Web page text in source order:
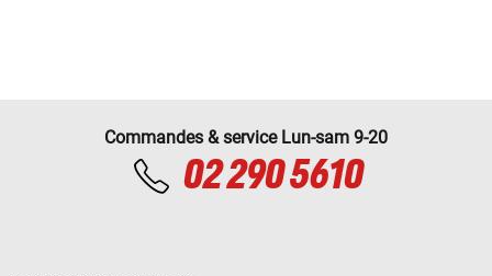
Commandes & service Lun-sam 9-20
02 290 5610